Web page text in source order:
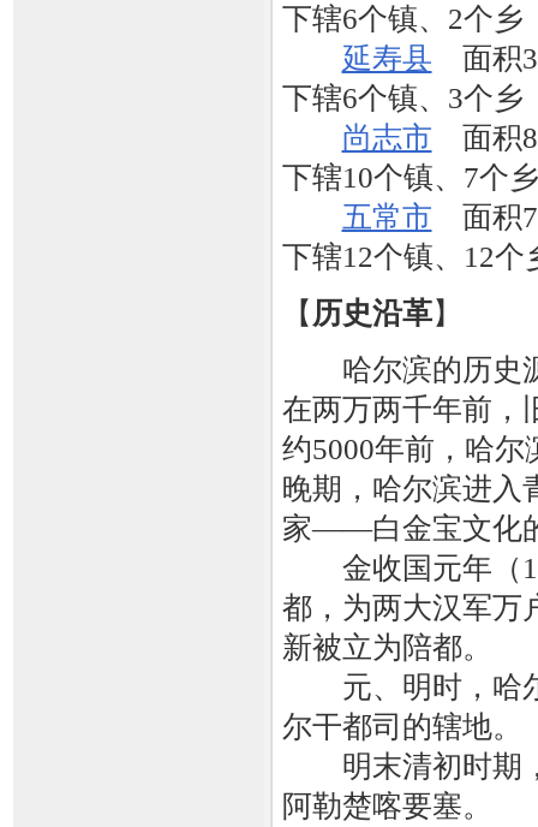
下辖6个镇、2个乡
延寿县 面积
下辖6个镇、3个乡
尚志市 面积
下辖10个镇、7个乡
五常市 面积
下辖12个镇、12个
【 历史沿革】
哈尔滨的历史源
在两万两千年前，
约5000年前，哈
晚期，哈尔滨进入
家——白金宝文化
金收国元年（
都，为两大汉军万
新被立为陪都。
元、明时，哈尔
尔干都司的辖地。
明末清初时期，
阿勒楚喀要塞。